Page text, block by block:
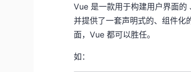
Vue 是一款用于构建用户界面
并提供了一套声明式的、组件化
面，Vue 都可以胜任。
如：